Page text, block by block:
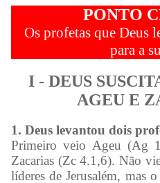
PONTO
Os profetas que Deus
para a
I - DEUS
AGEU E
1. Deus levantou dois
Primeiro veio Ageu (Ag
Zacarias (Zc 4.1,6). Não
líderes de Jerusalém, mas